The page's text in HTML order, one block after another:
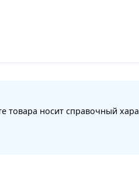
товара носит справочный